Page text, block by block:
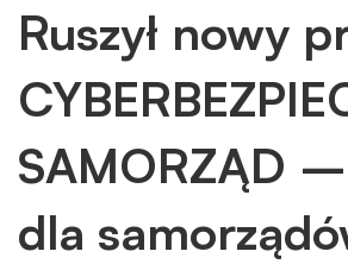
Ruszył nowy
SAMORZĄD
dla